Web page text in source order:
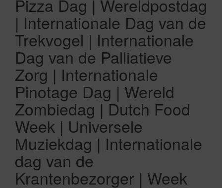
Pizza Dag | Wereldpostdag
| Internationale Dag van de
Trekvogel | Internationale
Dag van de Palliatieve
Zorg | Internationale
Pinotage Dag | Wereld
Zombiedag | Dutch Food
Week | Universele
Muziekdag | Internationale
dag van de
Krantenbezorger | Week